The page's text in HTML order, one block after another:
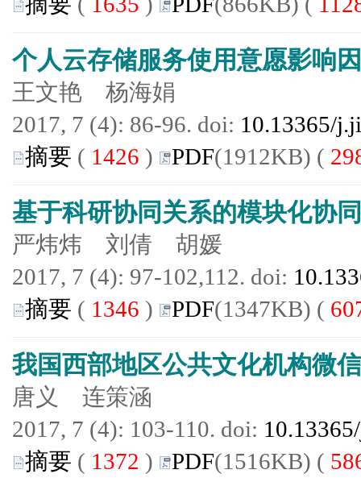
个人云存储服务使用意愿影响
王文艳 杨海娟
2017, 7 (4): 86-96. doi: 10.13365/
摘要 ( 1426 ) PDF(1912KB) (
基于科研协同关系的模块化协
严炜炜 刘倩 胡媛
2017, 7 (4): 97-102,112. doi:
摘要 ( 1346 ) PDF(1347KB) (
我国西部地区公共文化机构微
唐义 连策涵
2017, 7 (4): 103-110. doi:
摘要 ( 1372 ) PDF(1516KB) (